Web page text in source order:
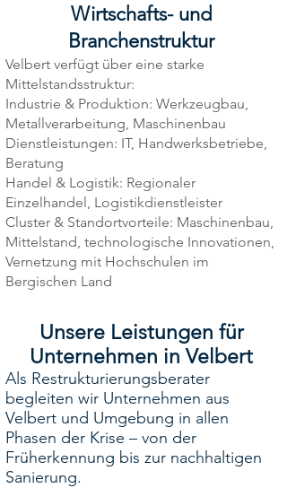
Wirtschafts- und
Branchenstruktur
Velbert verfügt über eine starke
Mittelstandsstruktur:
Industrie & Produktion: Werkzeugbau,
Metallverarbeitung, Maschinenbau
Dienstleistungen: IT, Handwerksbetriebe,
Beratung
Handel & Logistik: Regionaler
Einzelhandel, Logistikdienstleister
Cluster & Standortvorteile: Maschinenbau,
Mittelstand, technologische Innovationen,
Vernetzung mit Hochschulen im
Bergischen Land
Unsere Leistungen für
Unternehmen in Velbert
Als Restrukturierungsberater
begleiten wir Unternehmen aus
Velbert und Umgebung in allen
Phasen der Krise – von der
Früherkennung bis zur nachhaltigen
Sanierung.